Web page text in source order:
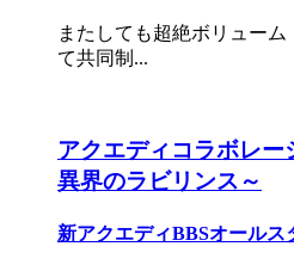
またしても超絶ボリュー
て共同制...
アクエディコラボレー
異界のラビリンス～
新アクエディBBSオールス